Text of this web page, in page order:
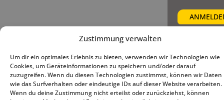
Zustimmung verwalten
Um dir ein optimales Erlebnis zu bieten, verwenden wir Technologien wie
Cookies, um Geräteinformationen zu speichern und/oder darauf
zuzugreifen. Wenn du diesen Technologien zustimmst, können wir Daten
wie das Surfverhalten oder eindeutige IDs auf dieser Website verarbeiten.
Wenn du deine Zustimmung nicht erteilst oder zurückziehst, können
© 2025 – Deutscher Baseball
und Softball Verband e.V.
Impressum|Datenschutz|
Cookie-Richtlinie (EU)